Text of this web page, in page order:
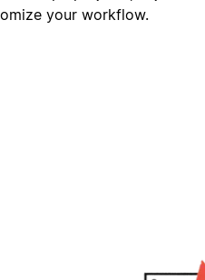
your workflow.